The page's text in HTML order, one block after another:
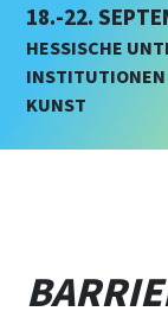
18.-22.
HESSISCHE
INSTITUTIONEN
KUNST